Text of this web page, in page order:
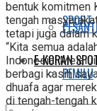
SPORT
E-KORAN
PEMILU
bentuk komitmen
tengah
tetapi juga dalam
“Kita semua
Indonesia.
berbagi kasih
dhuafa agar
di tengah-tengah